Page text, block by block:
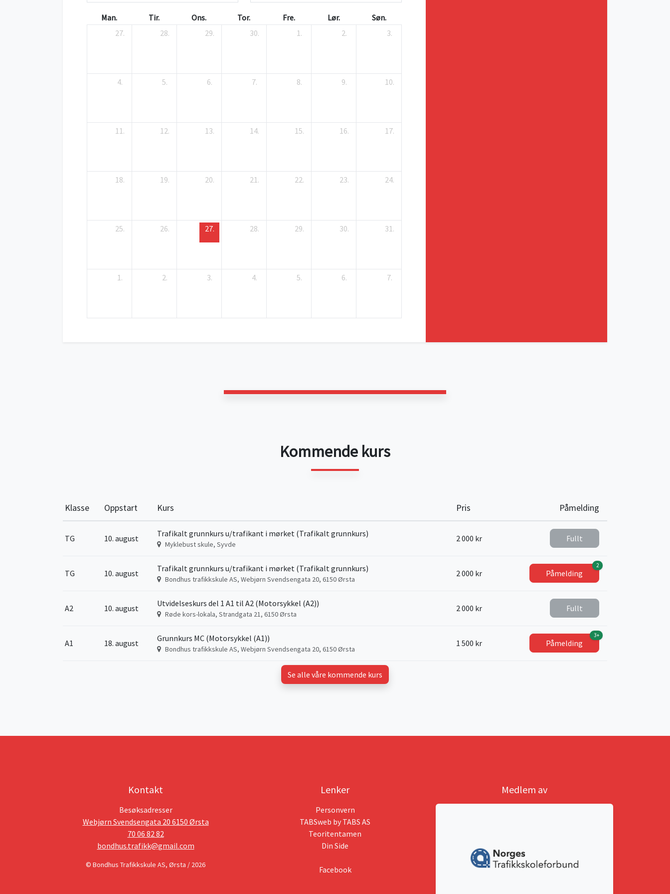
Man. Tir. Ons. Tor. Fre. Lør.
Søn.
27.
28. 29. 30. 1. 2. 3.
4. 5. 6. 7. 8. 9. 10.
11. 12. 13. 14. 15. 16. 17.
18. 19. 20. 21. 22. 23. 24.
25. 26. 27. 28. 29. 30. 31.
1. 2. 3. 4. 5. 6. 7.
Kommende kurs
Klasse Oppstart Kurs Pris Påmelding
TG 10. august Trafikalt grunnkurs u/trafikant i mørket (Trafikalt grunnkurs)
Myklebust skule, Syvde
2 000 kr Fullt
TG 10. august Trafikalt grunnkurs u/trafikant i mørket (Trafikalt grunnkurs)
Bondhus trafikkskule AS, Webjørn Svendsengata 20, 6150 Ørsta
2 000 kr Påmelding
2
A2 10. august Utvidelseskurs del 1 A1 til A2 (Motorsykkel (A2))
Røde kors-lokala, Strandgata 21, 6150 Ørsta
2 000 kr Fullt
A1 18. august Grunnkurs MC (Motorsykkel (A1))
Bondhus trafikkskule AS, Webjørn Svendsengata 20, 6150 Ørsta
1 500 kr Påmelding
3+
Se alle våre kommende kurs
Kontakt
Besøksadresser
Webjørn Svendsengata 20 6150 Ørsta
70 06 82 82
bondhus.trafikk@gmail.com
© Bondhus Trafikkskule AS, Ørsta / 2026
Lenker
Personvern
TABSweb by TABS AS
Teoritentamen
Din Side
Facebook
Medlem av